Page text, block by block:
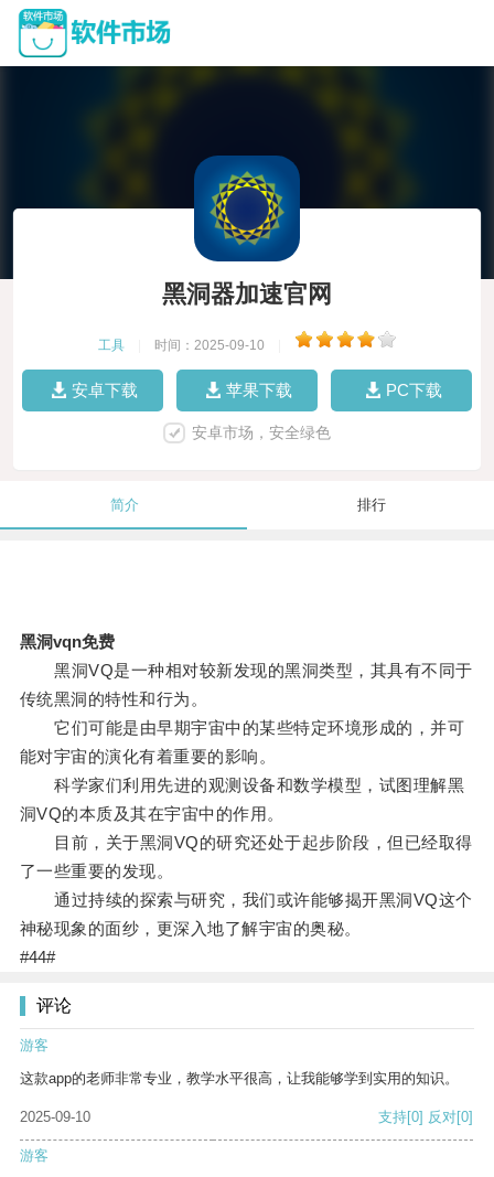
黑洞器加速官网
工具 时间：2025-09-10
安卓下载 苹果下载 PC下载
安卓市场，安全绿色
简介 排行
黑洞vqn免费
黑洞VQ是一种相对较新发现的黑洞类型，其具有不同于
传统黑洞的特性和行为。
它们可能是由早期宇宙中的某些特定环境形成的，并可
能对宇宙的演化有着重要的影响。
科学家们利用先进的观测设备和数学模型，试图理解黑
洞VQ的本质及其在宇宙中的作用。
目前，关于黑洞VQ的研究还处于起步阶段，但已经取得
了一些重要的发现。
通过持续的探索与研究，我们或许能够揭开黑洞VQ这个
神秘现象的面纱，更深入地了解宇宙的奥秘。
#44#
评论
游客
这款app的老师非常专业，教学水平很高，让我能够学到实用的知识。
2025-09-10 支持[0] 反对[0]
游客